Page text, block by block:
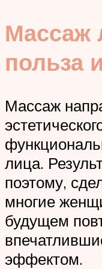
Массаж
польза
Массаж
лица.
поэтому,
многие
будущем
эффектом.